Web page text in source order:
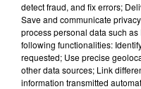
detect fraud, and fix errors;
Save and communicate
process personal data such
following functionalities:
requested; Use precise
other data sources; Link
information transmitted